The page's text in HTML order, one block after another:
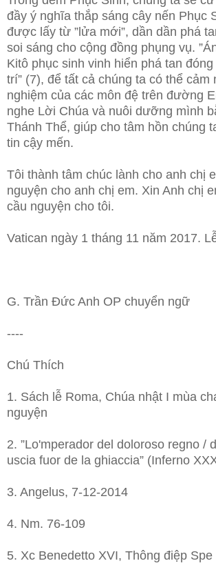
đầy ý nghĩa thắp sáng cây nến Phục
được lấy từ ”lửa mới”, dần dần phá
soi sáng cho cộng đồng phụng vụ.
Kitô phục sinh vinh hiển phá tan
trí” (7), để tất cả chúng ta có thể cảm
nghiệm của các môn đệ trên đường
nghe Lời Chúa và nuôi dưỡng mình
Thánh Thể, giúp cho tâm hồn chúng
tin cậy mến.
Tôi thành tâm chúc lành cho anh chị
nguyện cho anh chị em. Xin Anh chị
cầu nguyện cho tôi.
Vatican ngày 1 tháng 11 năm 2017.
G. Trần Đức Anh OP chuyển ngữ
----
Chú Thích
1. Sách lễ Roma, Chúa nhật I mùa
nguyện
2. ”Lo'mperador del doloroso regno /
uscia fuor de la ghiaccia” (Inferno
3. Angelus, 7-12-2014
4. Nm. 76-109
5. Xc Benedetto XVI, Thông điệp Spe